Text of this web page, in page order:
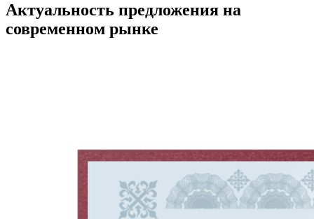
Актуальность предложения на
современном рынке